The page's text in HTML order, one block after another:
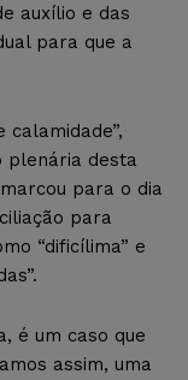
auxílio e das
para que a
calamidade”,
plenária desta
para o dia
para
“dificílima” e
é um caso que
assim, uma